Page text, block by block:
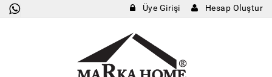
Üye Girişi Hesap Oluştur